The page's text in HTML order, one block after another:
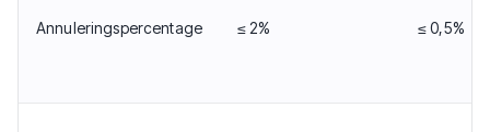
Annuleringspercentage ≤ 2% ≤ 0,5%